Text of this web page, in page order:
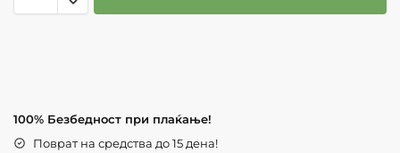
100% Безбедност при плаќање!
Поврат на средства до 15 дена!